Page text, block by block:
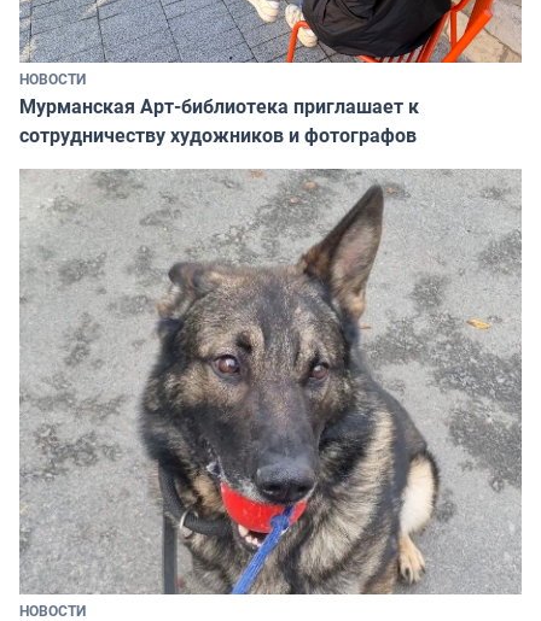
НОВОСТИ
Мурманская Арт-библиотека приглашает к
сотрудничеству художников и фотографов
НОВОСТИ